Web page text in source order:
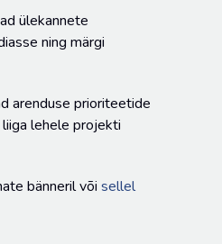
ülekannete
ning märgi
arenduse prioriteetide
lehele projekti
bänneril või sellel